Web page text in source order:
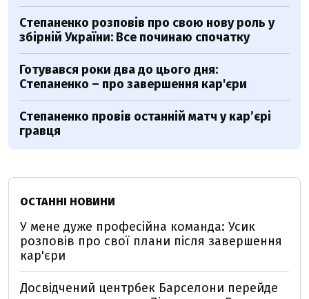
Степаненко розповів про свою нову роль у
збірній України: Все починаю спочатку
Готувався роки два до цього дня:
Степаненко – про завершення кар'єри
Степаненко провів останній матч у кар’єрі
гравця
ОСТАННІ НОВИНИ
У мене дуже професійна команда: Усик
розповів про свої плани після завершення
кар'єри
Досвідчений центрбек Барселони перейде